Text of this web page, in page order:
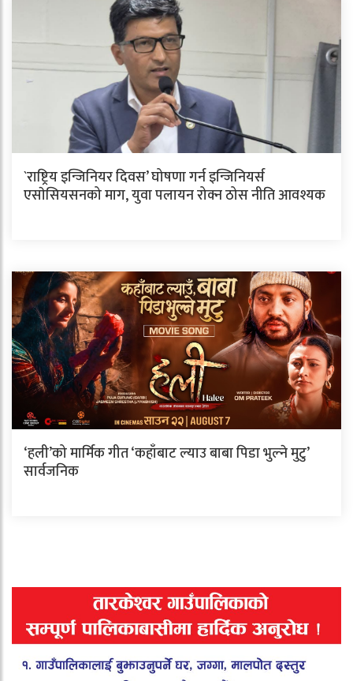
`राष्ट्रिय इन्जिनियर दिवस’ घोषणा गर्न इन्जिनियर्स
एसाेसियसनको माग, युवा पलायन रोक्न ठोस नीति आवश्यक
‘हली’को मार्मिक गीत ‘कहाँबाट ल्याउ बाबा पिडा भुल्ने मुटु’
सार्वजनिक